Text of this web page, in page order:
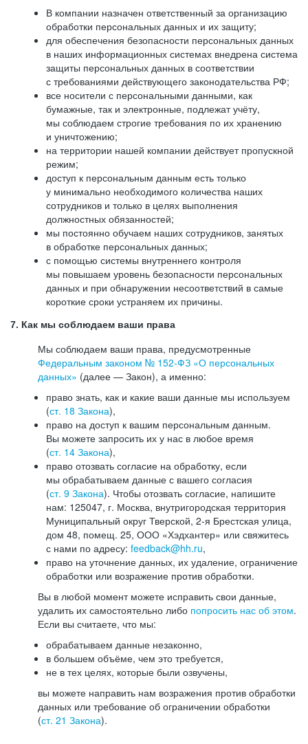
В компании назначен ответственный за организацию
обработки персональных данных и их защиту;
для обеспечения безопасности персональных данных
в наших информационных системах внедрена система
защиты персональных данных в соответствии
с требованиями действующего законодательства РФ;
все носители с персональными данными, как
бумажные, так и электронные, подлежат учёту,
мы соблюдаем строгие требования по их хранению
и уничтожению;
на территории нашей компании действует пропускной
режим;
доступ к персональным данным есть только
у минимально необходимого количества наших
сотрудников и только в целях выполнения
должностных обязанностей;
мы постоянно обучаем наших сотрудников, занятых
в обработке персональных данных;
с помощью системы внутреннего контроля
мы повышаем уровень безопасности персональных
данных и при обнаружении несоответствий в самые
короткие сроки устраняем их причины.
7. Как мы соблюдаем ваши права
Мы соблюдаем ваши права, предусмотренные
Федеральным законом № 152-ФЗ «О персональных
данных» (далее — Закон), а именно:
право знать, как и какие ваши данные мы используем
(ст. 18 Закона),
право на доступ к вашим персональным данным.
Вы можете запросить их у нас в любое время
(ст. 14 Закона),
право отозвать согласие на обработку, если
мы обрабатываем данные с вашего согласия
(ст. 9 Закона). Чтобы отозвать согласие, напишите
нам: 125047, г. Москва, внутригородская территория
Муниципальный округ Тверской, 2-я Брестская улица,
дом 48, помещ. 25, ООО «Хэдхантер» или свяжитесь
с нами по адресу: feedback@hh.ru,
право на уточнение данных, их удаление, ограничение
обработки или возражение против обработки.
Вы в любой момент можете исправить свои данные,
удалить их самостоятельно либо попросить нас об этом.
Если вы считаете, что мы:
обрабатываем данные незаконно,
в большем объёме, чем это требуется,
не в тех целях, которые были озвучены,
вы можете направить нам возражения против обработки
данных или требование об ограничении обработки
(ст. 21 Закона).